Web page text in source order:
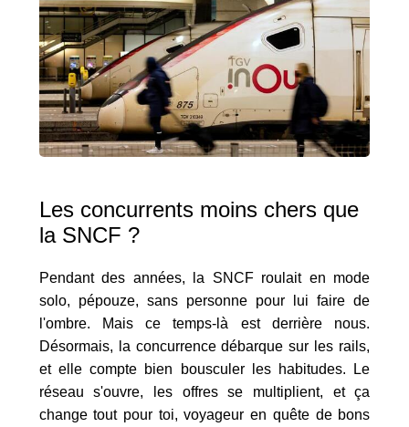
Les concurrents moins chers que
la SNCF ?
Pendant des années, la SNCF roulait en mode
solo, pépouze, sans personne pour lui faire de
l'ombre. Mais ce temps-là est derrière nous.
Désormais, la concurrence débarque sur les rails,
et elle compte bien bousculer les habitudes. Le
réseau s'ouvre, les offres se multiplient, et ça
change tout pour toi, voyageur en quête de bons